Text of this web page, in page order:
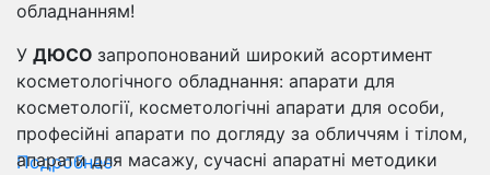
Подробнее
обладнанням!
У ДЮСО запропонований широкий асортимент
косметологічного обладнання: апарати для
косметології, косметологічні апарати для особи,
професійні апарати по догляду за обличчям і тілом,
апарати для масажу, сучасні апаратні методики